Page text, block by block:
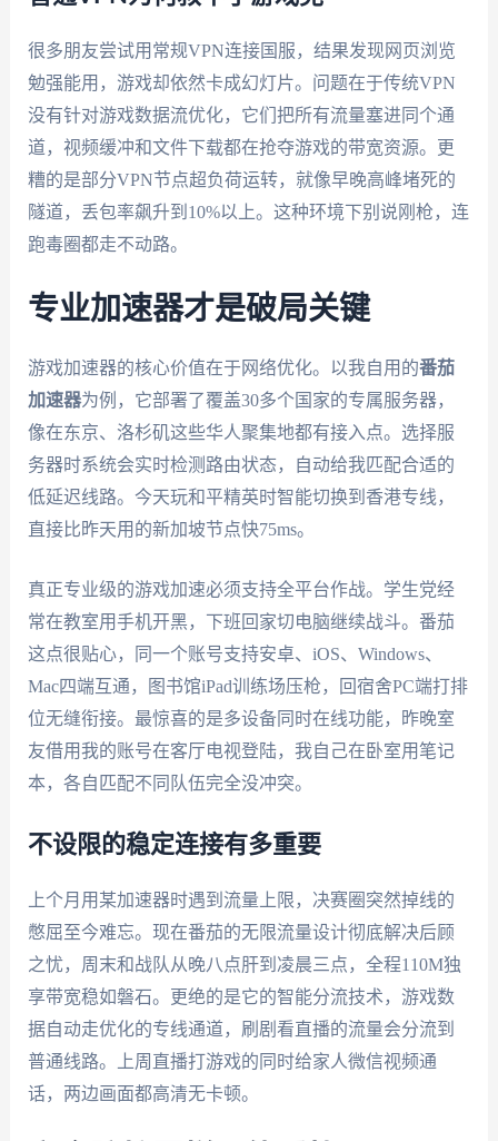
很多朋友尝试用常规VPN连接国服，结果发现网页浏览
勉强能用，游戏却依然卡成幻灯片。问题在于传统VPN
没有针对游戏数据流优化，它们把所有流量塞进同个通
道，视频缓冲和文件下载都在抢夺游戏的带宽资源。更
糟的是部分VPN节点超负荷运转，就像早晚高峰堵死的
隧道，丢包率飙升到10%以上。这种环境下别说刚枪，连
跑毒圈都走不动路。
专业加速器才是破局关键
游戏加速器的核心价值在于网络优化。以我自用的番茄
加速器为例，它部署了覆盖30多个国家的专属服务器，
像在东京、洛杉矶这些华人聚集地都有接入点。选择服
务器时系统会实时检测路由状态，自动给我匹配合适的
低延迟线路。今天玩和平精英时智能切换到香港专线，
直接比昨天用的新加坡节点快75ms。
真正专业级的游戏加速必须支持全平台作战。学生党经
常在教室用手机开黑，下班回家切电脑继续战斗。番茄
这点很贴心，同一个账号支持安卓、iOS、Windows、
Mac四端互通，图书馆iPad训练场压枪，回宿舍PC端打排
位无缝衔接。最惊喜的是多设备同时在线功能，昨晚室
友借用我的账号在客厅电视登陆，我自己在卧室用笔记
本，各自匹配不同队伍完全没冲突。
不设限的稳定连接有多重要
上个月用某加速器时遇到流量上限，决赛圈突然掉线的
憋屈至今难忘。现在番茄的无限流量设计彻底解决后顾
之忧，周末和战队从晚八点肝到凌晨三点，全程110M独
享带宽稳如磐石。更绝的是它的智能分流技术，游戏数
据自动走优化的专线通道，刷剧看直播的流量会分流到
普通线路。上周直播打游戏的同时给家人微信视频通
话，两边画面都高清无卡顿。